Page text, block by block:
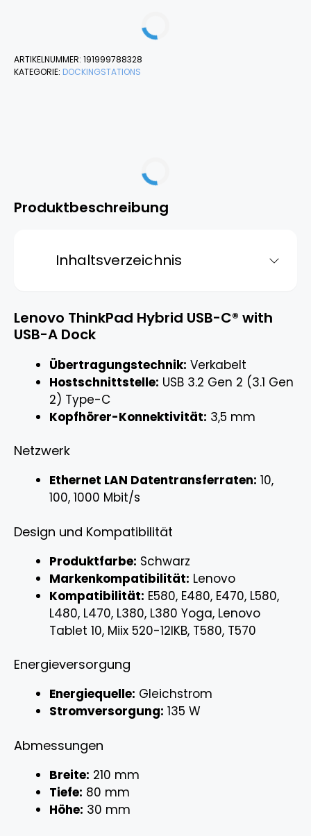
ARTIKELNUMMER: 191999788328
KATEGORIE: DOCKINGSTATIONS
Produktbeschreibung
Inhaltsverzeichnis
Lenovo ThinkPad Hybrid USB-C® with
USB-A Dock
Übertragungstechnik: Verkabelt
Hostschnittstelle: USB 3.2 Gen 2 (3.1 Gen
2) Type-C
Kopfhörer-Konnektivität: 3,5 mm
Netzwerk
Ethernet LAN Datentransferraten: 10,
100, 1000 Mbit/s
Design und Kompatibilität
Produktfarbe: Schwarz
Markenkompatibilität: Lenovo
Kompatibilität: E580, E480, E470, L580,
L480, L470, L380, L380 Yoga, Lenovo
Tablet 10, Miix 520-12IKB, T580, T570
Energieversorgung
Energiequelle: Gleichstrom
Stromversorgung: 135 W
Abmessungen
Breite: 210 mm
Tiefe: 80 mm
Höhe: 30 mm